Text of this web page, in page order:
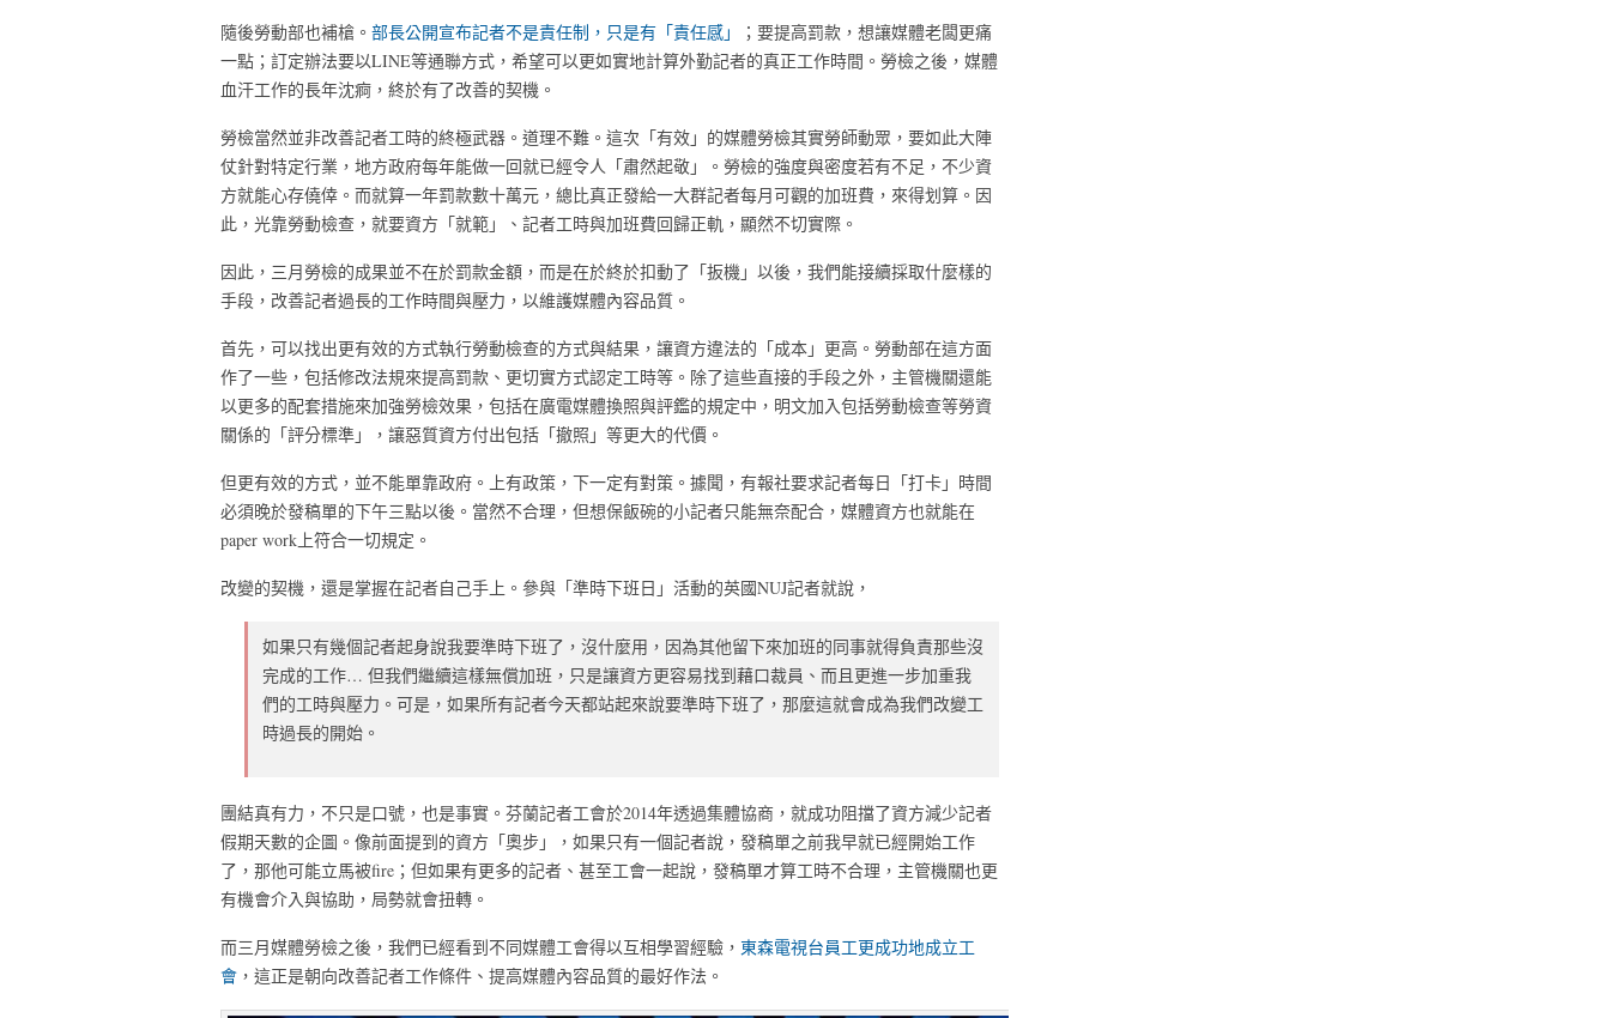
隨後勞動部也補槍。 部長公開宣布記者不是責任制，只是有「責任感」
；要提高罰款，想讓媒體老闆更痛
一點；訂定辦法要以LINE等通聯方式，希望可以更如實地計算外勤記者的真正工作時間。勞檢之後，媒體
血汗工作的長年沈痾，終於有了改善的契機。
勞檢當然並非改善記者工時的終極武器。道理不難。這次「有效」的媒體勞檢其實勞師動眾，要如此大陣
仗針對特定行業，地方政府每年能做一回就已經令人「肅然起敬」。勞檢的強度與密度若有不足，不少資
方就能心存僥倖。而就算一年罰款數十萬元，總比真正發給一大群記者每月可觀的加班費，來得划算。因
此，光靠勞動檢查，就要資方「就範」、記者工時與加班費回歸正軌，顯然不切實際。
因此，三月勞檢的成果並不在於罰款金額，而是在於終於扣動了「扳機」以後，我們能接續採取什麼樣的
手段，改善記者過長的工作時間與壓力，以維護媒體內容品質。
首先，可以找出更有效的方式執行勞動檢查的方式與結果，讓資方違法的「成本」更高。勞動部在這方面
作了一些，包括修改法規來提高罰款、更切實方式認定工時等。除了這些直接的手段之外，主管機關還能
以更多的配套措施來加強勞檢效果，包括在廣電媒體換照與評鑑的規定中，明文加入包括勞動檢查等勞資
關係的「評分標準」，讓惡質資方付出包括「撤照」等更大的代價。
但更有效的方式，並不能單靠政府。上有政策，下一定有對策。據聞，有報社要求記者每日「打卡」時間
必須晚於發稿單的下午三點以後。當然不合理，但想保飯碗的小記者只能無奈配合，媒體資方也就能在
paper work上符合一切規定。
改變的契機，還是掌握在記者自己手上。參與「準時下班日」活動的英國NUJ記者就說，
如果只有幾個記者起身說我要準時下班了，沒什麼用，因為其他留下來加班的同事就得負責那些沒
完成的工作… 但我們繼續這樣無償加班，只是讓資方更容易找到藉口裁員、而且更進一步加重我
們的工時與壓力。可是，如果所有記者今天都站起來說要準時下班了，那麼這就會成為我們改變工
時過長的開始。
團結真有力，不只是口號，也是事實。芬蘭記者工會於2014年透過集體協商，就成功阻擋了資方減少記者
假期天數的企圖。像前面提到的資方「奧步」，如果只有一個記者說，發稿單之前我早就已經開始工作
了，那他可能立馬被fire；但如果有更多的記者、甚至工會一起說，發稿單才算工時不合理，主管機關也更
有機會介入與協助，局勢就會扭轉。
而三月媒體勞檢之後，我們已經看到不同媒體工會得以互相學習經驗， 東森電視台員工更成功地成立工
會 ，這正是朝向改善記者工作條件、提高媒體內容品質的最好作法。